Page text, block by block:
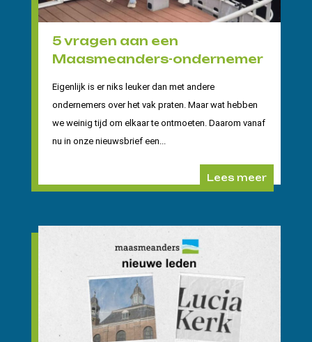
5 vragen aan een
Maasmeanders-ondernemer
Eigenlijk is er niks leuker dan met andere
ondernemers over het vak praten. Maar wat hebben
we weinig tijd om elkaar te ontmoeten. Daarom vanaf
nu in onze nieuwsbrief een...
Lees meer